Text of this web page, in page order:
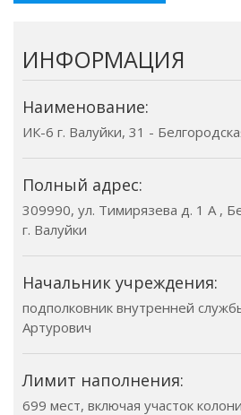
ИНФОРМАЦИЯ
Наименование:
ИК-6 г. Валуйки, 31 -
Полный адрес:
309990, ул. Тимирязева д. 1 А ,
г. Валуйки
Начальник учреждения:
подполковник внутренней
Артурович
Лимит наполнения:
699 мест, включая участок